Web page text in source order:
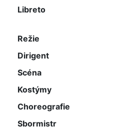
Libreto
Režie
Dirigent
Scéna
Kostýmy
Choreografie
Sbormistr